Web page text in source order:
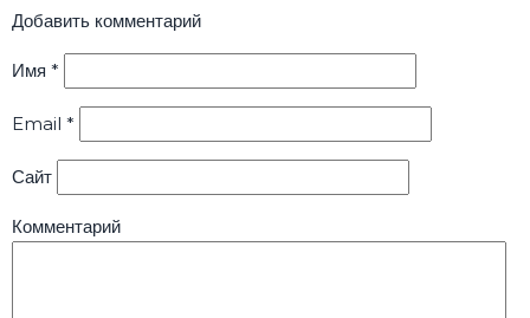
Добавить комментарий
Имя *
Email *
Сайт
Комментарий